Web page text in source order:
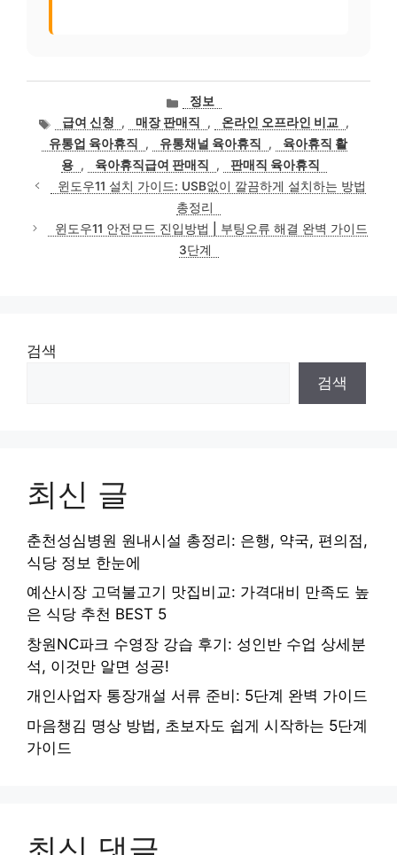
카
테
고
리
정보
태
그
급여 신청 , 매장 판매직 , 온라인 오프라인 비교
,
유통업 육아휴직
, 유통채널 육아휴직 ,
육아휴직 활
용 , 육아휴직급여 판매직 ,
판매직 육아휴직
윈도우11 설치 가이드: USB없이 깔끔하게 설치하는 방법
총정리
윈도우11 안전모드 진입방법 | 부팅오류 해결 완벽 가이드
3단계
검색
검색
최신 글
춘천성심병원 원내시설 총정리: 은행, 약국, 편의점,
식당 정보 한눈에
예산시장 고덕불고기 맛집비교: 가격대비 만족도 높
은 식당 추천 BEST 5
창원NC파크 수영장 강습 후기: 성인반 수업 상세분
석, 이것만 알면 성공!
개인사업자 통장개설 서류 준비: 5단계 완벽 가이드
마음챙김 명상 방법, 초보자도 쉽게 시작하는 5단계
가이드